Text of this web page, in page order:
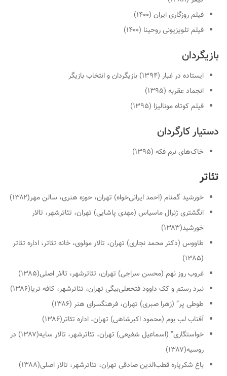
فیلم روزگاری ایران (۱۴۰۰)
فیلم تلویزیونی روحینا (۱۴۰۰)
بازیگردان
ایستاده در غبار (۱۳۹۴) بازیگردان و انتخاب بازیگر
انجماد عقربه (۱۳۹۵)
فیلم کوتاه مونالیزا (۱۳۹۵)
دستیار کارگردان
خاک‌های نرم فکه (۱۳۹۵)
تئاتر
خورشید گمنام (احمد ایرانی‌خواه) تهران، حوزه هنری، سالن مهر(۱۳۸۲)
انگشتری ژنرال ماسیاس (مهدی پاشایی) تهران، تئاترشهر، تالار
خورشید(۱۳۸۳)
طاووس (دکتر محمد نجاری) تهران، تالار مولوی، خانه تئاتر، اداره تئاتر
(۱۳۸۵)
غروب روز نهم (محسن سراجی) تهران، تئاترشهر، تالار اصلی(۱۳۸۵)
نبرد رستم و کک داوود فتحعلی‌بیگی تهران، تئاترشهر، کافه تریا(۱۳۸۶)
طوطی پر” (زهرا صبری) تهران، فرهنگسرای هنر (۱۳۸۶)
آفتاب لب بوم (محمود اکبرشاهی) تهران، اداره تئاتر(۱۳۸۶)
خواستگاری” (اسماعیل شفیعی) تهران، تئاترشهر، تالار سایه(۱۳۸۷) در
روسیه(۱۳۸۷)
باغ شکرپاره قطب‌الدین صادقی تهران، تئاترشهر، تالار اصلی(۱۳۸۸)